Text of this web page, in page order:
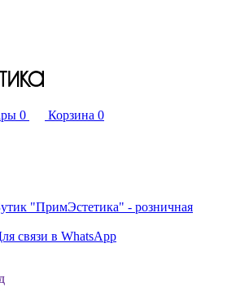
0 Корзина 0
"ПримЭстетика" - розничная
связи в WhatsApp